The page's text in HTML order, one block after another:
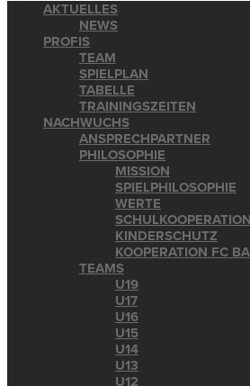
AKTUELLES
NEWS
PROFIS
TEAM
SPIELPLAN
TABELLE
TRAININGSZEITEN
NACHWUCHS
ANSPRECHPARTNER
PHILOSOPHIE
MISSION
SPIELPHILOSOPHIE
WERTE
SCHULKOOPERATION
KINDERSCHUTZ
KOOPERATION FC
TEAMS
U19
U17
U16
U15
U14
U13
U12